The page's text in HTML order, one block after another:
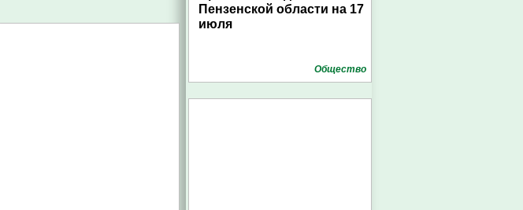
Пензенской области на 17
июля
Общество